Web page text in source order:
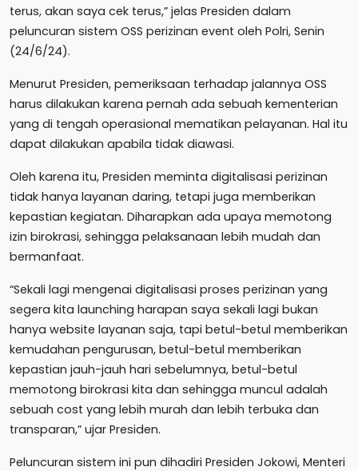
terus, akan saya cek terus,” jelas Presiden dalam
peluncuran sistem OSS perizinan event oleh Polri, Senin
(24/6/24).
Menurut Presiden, pemeriksaan terhadap jalannya OSS
harus dilakukan karena pernah ada sebuah kementerian
yang di tengah operasional mematikan pelayanan. Hal itu
dapat dilakukan apabila tidak diawasi.
Oleh karena itu, Presiden meminta digitalisasi perizinan
tidak hanya layanan daring, tetapi juga memberikan
kepastian kegiatan. Diharapkan ada upaya memotong
izin birokrasi, sehingga pelaksanaan lebih mudah dan
bermanfaat.
“Sekali lagi mengenai digitalisasi proses perizinan yang
segera kita launching harapan saya sekali lagi bukan
hanya website layanan saja, tapi betul-betul memberikan
kemudahan pengurusan, betul-betul memberikan
kepastian jauh-jauh hari sebelumnya, betul-betul
memotong birokrasi kita dan sehingga muncul adalah
sebuah cost yang lebih murah dan lebih terbuka dan
transparan,” ujar Presiden.
Peluncuran sistem ini pun dihadiri Presiden Jokowi, Menteri